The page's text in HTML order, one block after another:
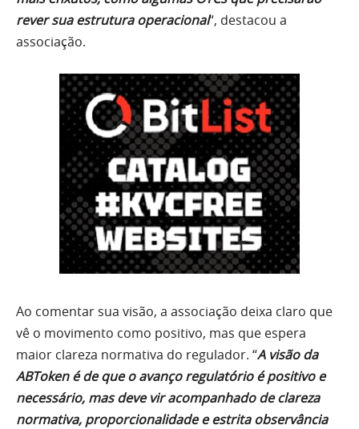
rever sua estrutura operacional“, destacou a
associação.
Ao comentar sua visão, a associação deixa claro que
vê o movimento como positivo, mas que espera
maior clareza normativa do regulador. “A visão da
ABToken é de que o avanço regulatório é positivo e
necessário, mas deve vir acompanhado de clareza
normativa, proporcionalidade e estrita observância